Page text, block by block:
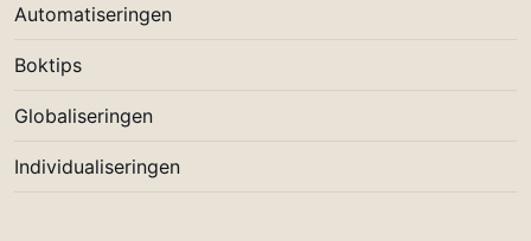
Automatiseringen
Boktips
Globaliseringen
Individualiseringen